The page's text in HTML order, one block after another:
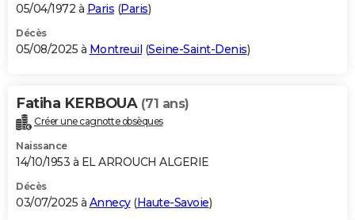
05/04/1972 à Paris (Paris)
Décès
05/08/2025 à Montreuil (Seine-Saint-Denis)
Fatiha KERBOUA (71 ans)
Créer une cagnotte obsèques
Naissance
14/10/1953 à EL ARROUCH ALGERIE
Décès
03/07/2025 à Annecy(Haute-Savoie)